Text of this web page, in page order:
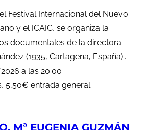
Festival Internacional del Nuevo
y el ICAIC, se organiza la
documentales de la directora
(1935, Cartagena, España)...
a las 20:00
5,50€ entrada general.
Mª EUGENIA GUZMÁN